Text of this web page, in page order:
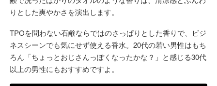
りとした爽やかさを演出します。
TPOを問わない石鹸ならではのさっぱりとした香りで、ビジ
ネスシーンでも気にせず使える香水。20代の若い男性はもち
ろん「ちょっとおじさんっぽくなったかな？」と感じる30代
以上の男性にもおすすめですよ。